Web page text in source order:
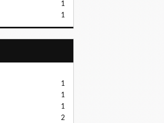
1
1
1
1
1
2